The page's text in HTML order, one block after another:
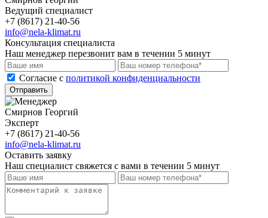
Ведущий специалист
+7 (8617) 21-40-56
info@nela-klimat.ru
Консультация специалиста
Наш менеджер перезвонит вам в течении 5 минут
Cогласие с политикой конфиденциальности
Отправить
Смирнов Георгий
Эксперт
+7 (8617) 21-40-56
info@nela-klimat.ru
Оставить заявку
Наш специалист свяжется с вами в течении 5 минут